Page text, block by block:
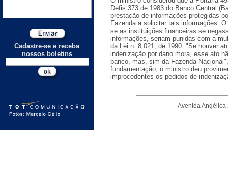
Cadastre-se e receba
nossos boletins
Defis 373 de 1983 do Banco Central
prestação de informações protegidas
Fazenda a solicitar tais informações.
se as instituições financeiras se
informações, seriam punidas com a
da Lei n. 8.021, de 1990. "Se houver
indenização por dano mora, esse ato
banco, mas, sim da Fazenda
fundamentação, o ministro deu
improcedentes os pedidos de
Avenida Angélica